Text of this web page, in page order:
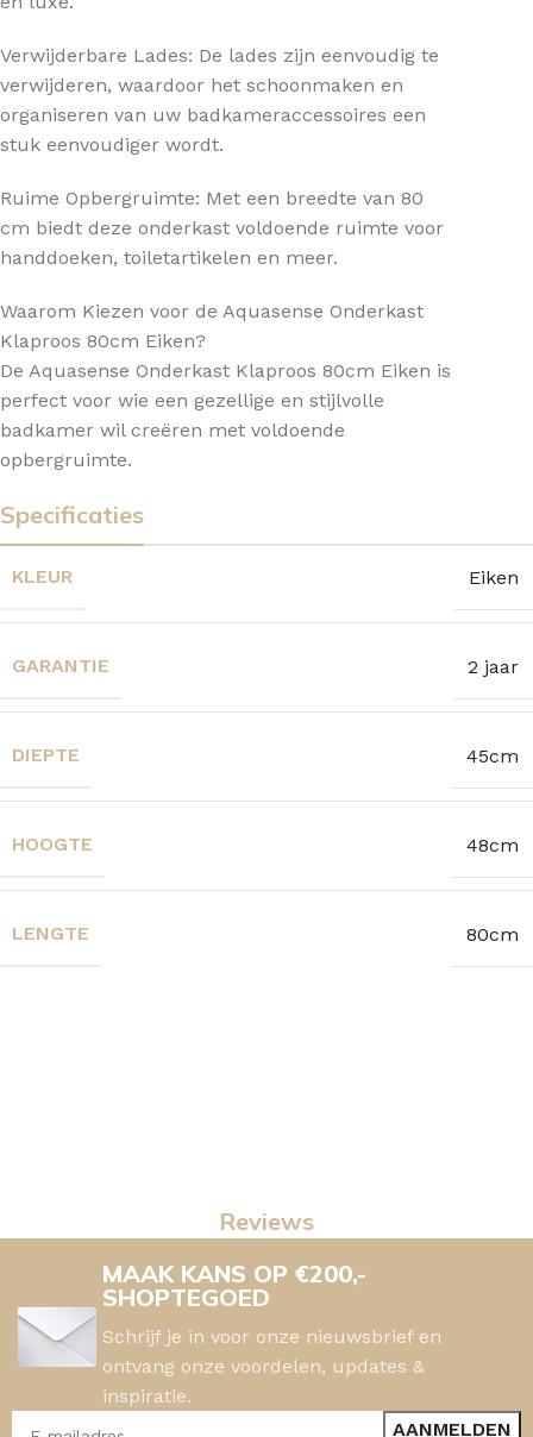
Verwijderbare Lades: De lades zijn eenvoudig te
verwijderen, waardoor het schoonmaken en
organiseren van uw badkameraccessoires een
stuk eenvoudiger wordt.
Ruime Opbergruimte: Met een breedte van 80
cm biedt deze onderkast voldoende ruimte voor
handdoeken, toiletartikelen en meer.
Waarom Kiezen voor de Aquasense Onderkast
Klaproos 80cm Eiken?
De Aquasense Onderkast Klaproos 80cm Eiken is
perfect voor wie een gezellige en stijlvolle
badkamer wil creëren met voldoende
opbergruimte.
Specificaties
KLEUR Eiken
GARANTIE 2 jaar
DIEPTE 45cm
HOOGTE 48cm
LENGTE 80cm
Reviews
MAAK KANS OP €200,-
SHOPTEGOED
Schrijf je in voor onze nieuwsbrief en
ontvang onze voordelen, updates &
inspiratie.